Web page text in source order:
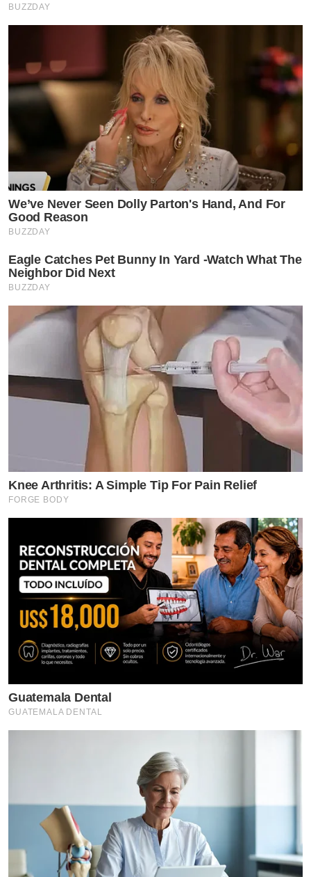
BUZZDAY
We’ve Never Seen Dolly Parton's Hand, And For
Good Reason
BUZZDAY
Eagle Catches Pet Bunny In Yard -Watch What The
Neighbor Did Next
BUZZDAY
Knee Arthritis: A Simple Tip For Pain Relief
FORGE BODY
Guatemala Dental
GUATEMALA DENTAL